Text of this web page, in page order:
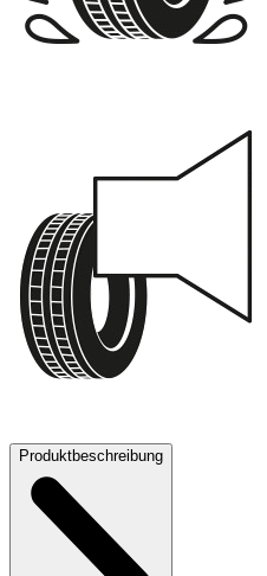
Produktbeschreibung